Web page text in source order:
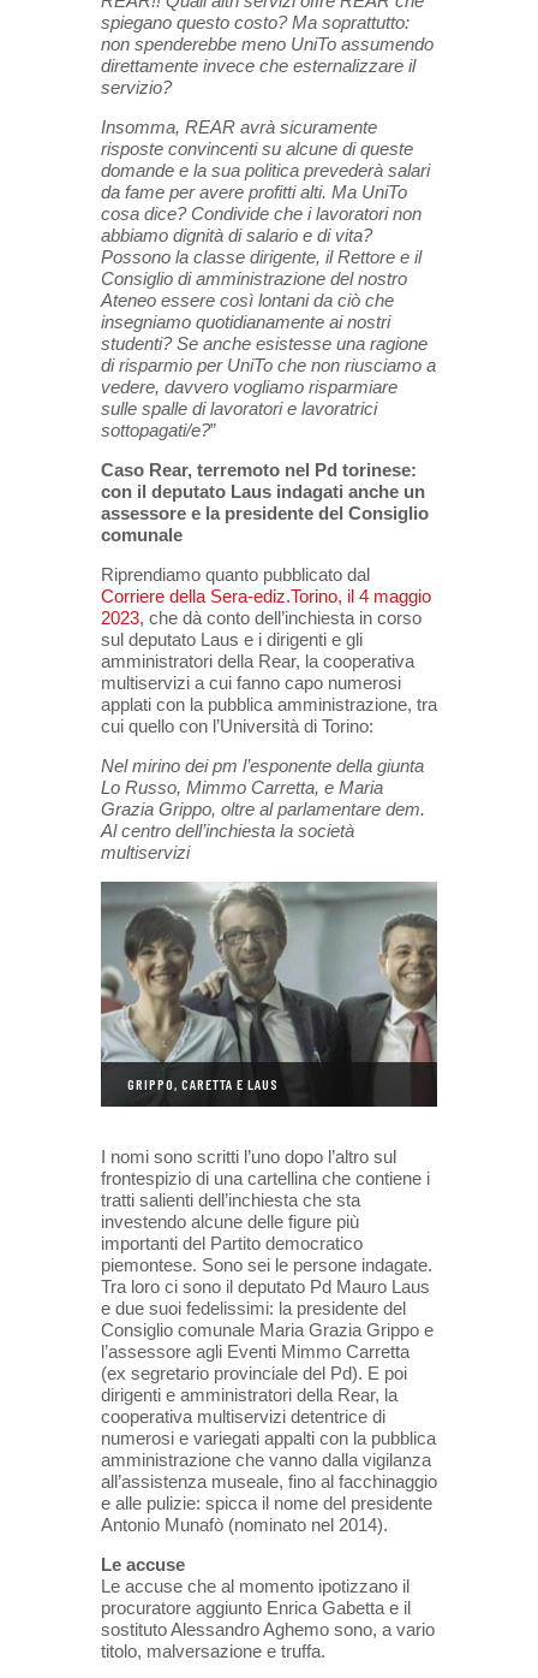
spiegano questo costo? Ma soprattutto:
non spenderebbe meno UniTo assumendo
direttamente invece che esternalizzare il
servizio?
Insomma, REAR avrà sicuramente
risposte convincenti su alcune di queste
domande e la sua politica prevederà salari
da fame per avere profitti alti. Ma UniTo
cosa dice? Condivide che i lavoratori non
abbiamo dignità di salario e di vita?
Possono la classe dirigente, il Rettore e il
Consiglio di amministrazione del nostro
Ateneo essere così lontani da ciò che
insegniamo quotidianamente ai nostri
studenti? Se anche esistesse una ragione
di risparmio per UniTo che non riusciamo a
vedere, davvero vogliamo risparmiare
sulle spalle di lavoratori e lavoratrici
sottopagati/e?”
Caso Rear, terremoto nel Pd torinese:
con il deputato Laus indagati anche un
assessore e la presidente del Consiglio
comunale
Riprendiamo quanto pubblicato dal
Corriere della Sera-ediz.Torino, il 4 maggio
2023, che dà conto dell’inchiesta in corso
sul deputato Laus e i dirigenti e gli
amministratori della Rear, la cooperativa
multiservizi a cui fanno capo numerosi
applati con la pubblica amministrazione, tra
cui quello con l’Università di Torino:
Nel mirino dei pm l’esponente della giunta
Lo Russo, Mimmo Carretta, e Maria
Grazia Grippo, oltre al parlamentare dem.
Al centro dell’inchiesta la società
multiservizi
GRIPPO, CARETTA E LAUS
I nomi sono scritti l’uno dopo l’altro sul
frontespizio di una cartellina che contiene i
tratti salienti dell’inchiesta che sta
investendo alcune delle figure più
importanti del Partito democratico
piemontese. Sono sei le persone indagate.
Tra loro ci sono il deputato Pd Mauro Laus
e due suoi fedelissimi: la presidente del
Consiglio comunale Maria Grazia Grippo e
l’assessore agli Eventi Mimmo Carretta
(ex segretario provinciale del Pd). E poi
dirigenti e amministratori della Rear, la
cooperativa multiservizi detentrice di
numerosi e variegati appalti con la pubblica
amministrazione che vanno dalla vigilanza
all’assistenza museale, fino al facchinaggio
e alle pulizie: spicca il nome del presidente
Antonio Munafò (nominato nel 2014).
Le accuse
Le accuse che al momento ipotizzano il
procuratore aggiunto Enrica Gabetta e il
sostituto Alessandro Aghemo sono, a vario
titolo, malversazione e truffa.